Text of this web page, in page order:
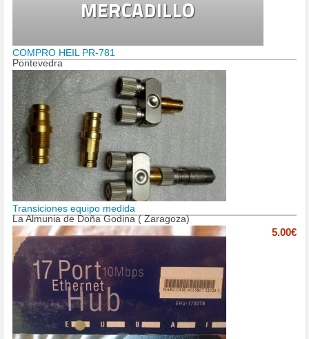
COMPRO HEIL PR-781
Pontevedra
Transiciones equipo medida
La Almunia de Doña Godina ( Zaragoza)
5.00€